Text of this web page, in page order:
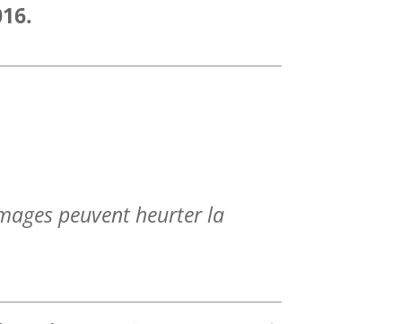
peuvent heurter la